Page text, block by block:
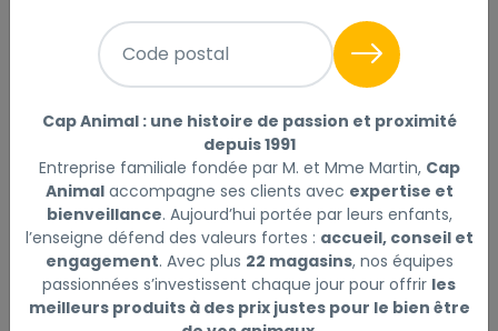
+
DescriptionLaisser un avis
Afin d'apporter à votre chien un aliment adapté à son
métabolisme et à son système digestif, Moulins de
Savoie a réalisé des pâtes, enrichies au lait,
Code postal
Cap Animal : une histoire de passion et proximité
depuis 1991
Entreprise familiale fondée par M. et Mme Martin, Cap
Animalaccompagne ses clients avec expertise et
bienveillance. Aujourd’hui portée par leurs enfants,
l’enseigne défend des valeurs fortes : accueil, conseil et
engagement. Avec plus 22 magasins, nos équipes
passionnées s’investissent chaque jour pour offrir les
meilleurs produits à des prix justes pour le bien être